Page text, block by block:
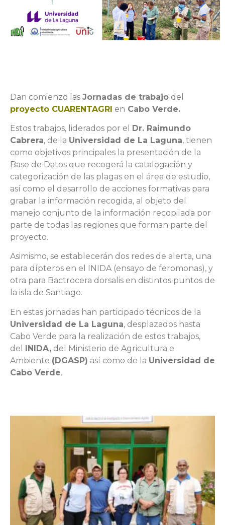
Dan comienzo las Jornadas de trabajo del
proyecto CUARENTAGRI en Cabo Verde.
Estos trabajos, liderados por el Dr. Raimundo
Cabrera, de la Universidad de La Laguna, tienen
como objetivos principales la presentación de la
Base de Datos que recogerá la catalogación y
categorización de las plagas en el área de estudio,
así como el desarrollo de acciones formativas para
grabar la información recogida, al objeto del
manejo conjunto de la información recopilada por
parte de todas las regiones que forman parte del
proyecto.
Asimismo, se establecerán dos redes de alerta, una
para dípteros en el INIDA (ensayo de feromonas), y
otra para Bactrocera dorsalis en distintos puntos de
la isla de Santiago.
En estas jornadas han participado técnicos de la
Universidad de La Laguna, desplazados hasta
Cabo Verde para la realización de estos trabajos,
del INIDA, del Ministerio de Agricultura e
Ambiente (DGASP) así como de la Universidad de
Cabo Verde.